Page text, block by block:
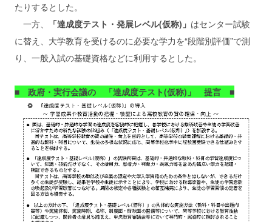
たりするとした。
一方、
「達成度テスト・発展レベル(仮称)」 はセンター試験
に替え、大学教育を受けるのに必要な学力を“段階別評価”で測
り、一般入試の基礎資格などに利用するとした。
■ 政府・実行会議の 「達成度テスト(仮称)」 提言 ■